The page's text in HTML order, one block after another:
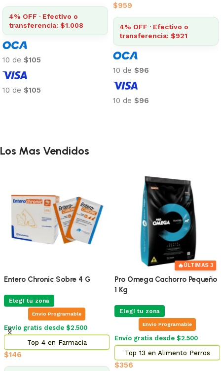
4% OFF · Efectivo o
transferencia: $1.008
10 de $105
10 de $105
$959
4% OFF · Efectivo o
transferencia: $921
10 de $96
10 de $96
Los Mas Vendidos
Entero Chronic Sobre 4 G
Elegí tu zona
Envio Programable
Envío gratis desde $2.500
Top 4 en Farmacia
$146
🔥ÚLTIMAS 3
Pro Omega Cachorro Pequeño
1 Kg
Elegí tu zona
Envio Programable
Envío gratis desde $2.500
Top 13 en Alimento Perros
$356